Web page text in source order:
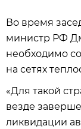
Во время
министр РФ
необходимо
на сетях
«Для такой
везде
ликвидации